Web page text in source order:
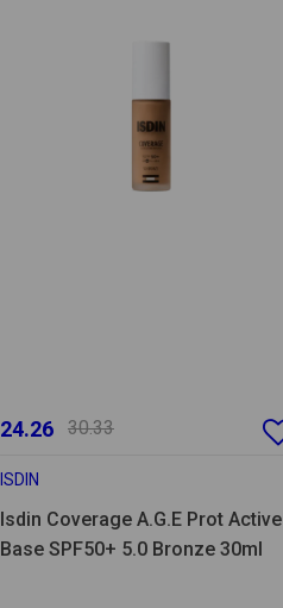
24.26 30.33
ISDIN
Isdin Coverage A.G.E Prot Active
Base SPF50+ 5.0 Bronze 30ml